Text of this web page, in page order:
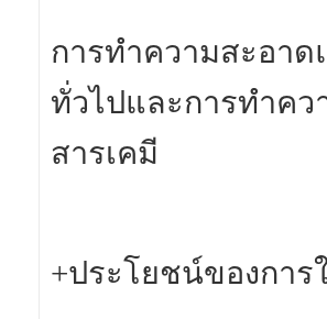
การทำความสะอาด
ทั่วไปและการทำคว
สารเคมี
+ประโยชน์ของการ